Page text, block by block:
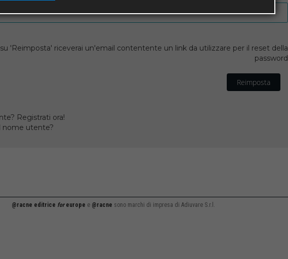
'Reimposta' riceverai un'email contentente un link da utilizzare per il reset della
password
Reimposta
Registrati ora!
nome utente?
@racne editrice foreurope e @racne sono marchi di impresa di Adiuvare S.r.l.